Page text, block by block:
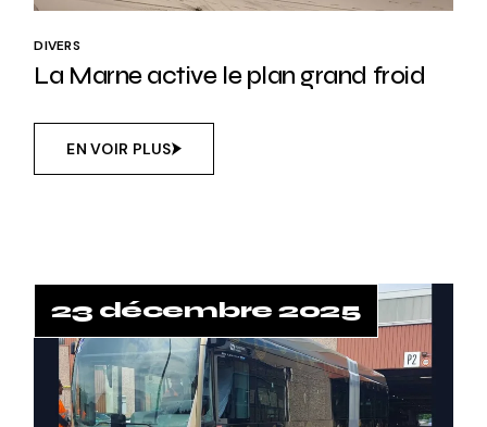
DIVERS
La Marne active le plan grand froid
EN VOIR PLUS
23 décembre 2025